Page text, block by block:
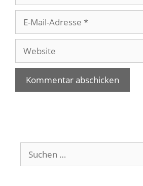
Mail-
Adresse
Website
Suchen
nach: